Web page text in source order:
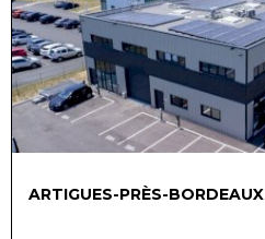
ARTIGUES-PRÈS-BORDEAUX